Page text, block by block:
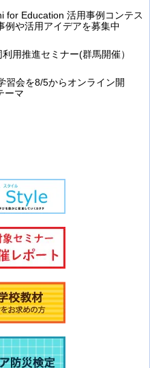
for Education 活用事例コンテス
や活用アイデアを募集中
用推進セミナー(群馬開催）
習会を8/5からオンライン開
ーマ